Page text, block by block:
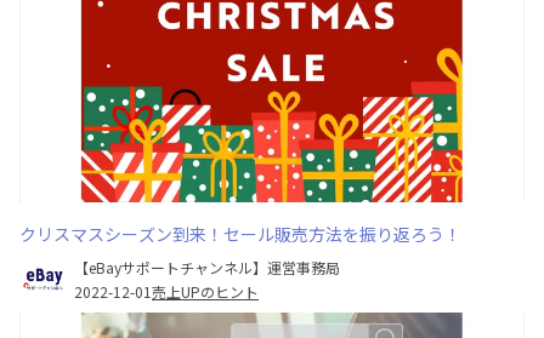
クリスマスシーズン到来！セール販売方法を振り返ろう！
【eBayサポートチャンネル】運営事務局
2022-12-01売上UPのヒント